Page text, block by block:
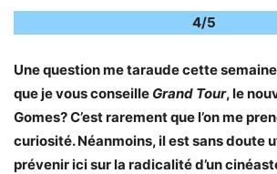
4/5
Une question me taraude cette
que je vous conseille Grand Tour, le
Gomes? C’est rarement que l’on me
curiosité. Néanmoins, il est sans doute
prévenir ici sur la radicalité d’un